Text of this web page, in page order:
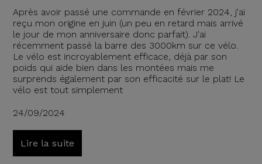
Après avoir passé une commande en février 2024, j'ai
reçu mon origine en juin (un peu en retard mais arrivé
le jour de mon anniversaire donc parfait). J'ai
récemment passé la barre des 3000km sur ce vélo.
Le vélo est incroyablement efficace, déjà par son
poids qui aide bien dans les montées mais me
surprends également par son efficacité sur le plat! Le
vélo est tout simplement
24/09/2024
Lire la suite